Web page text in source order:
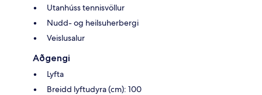
Utanhúss tennisvöllur
Nudd- og heilsuherbergi
Veislusalur
Aðgengi
Lyfta
Breidd lyftudyra (cm): 100